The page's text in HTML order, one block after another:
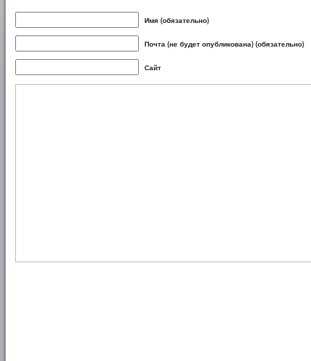
Имя (обязательно)
Почта (не будет опубликована) (обязательно)
Сайт